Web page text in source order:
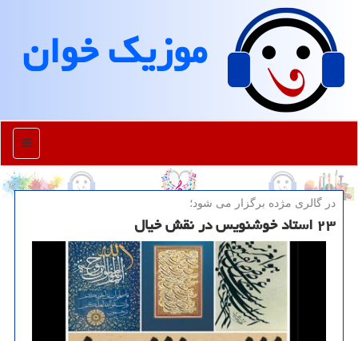
موزیك خوان
منو
در گالری مژده برگزار می شود؛
۲۳ استاد خوشنویس در نقش خیال